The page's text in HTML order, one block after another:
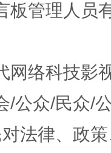
板管理人员
网络科技影
/公众/民众/
法律、政